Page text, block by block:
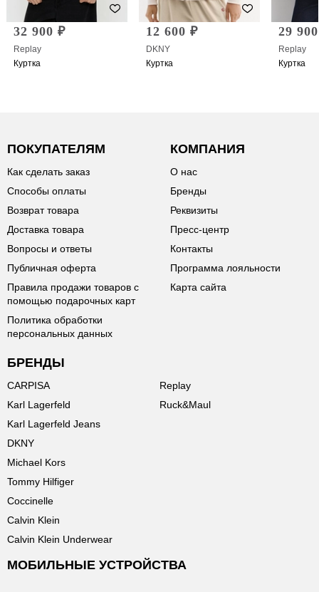
32 900 ₽
Replay
Куртка
12 600 ₽
DKNY
Куртка
29
Replay
Куртка
ПОКУПАТЕЛЯМ
Как сделать заказ
Способы оплаты
Возврат товара
Доставка товара
Вопросы и ответы
Публичная оферта
Правила продажи товаров с
помощью подарочных карт
Политика обработки
персональных данных
КОМПАНИЯ
О нас
Бренды
Реквизиты
Пресс-центр
Контакты
Программа лояльности
Карта сайта
БРЕНДЫ
CARPISA
Karl Lagerfeld
Karl Lagerfeld Jeans
DKNY
Michael Kors
Tommy Hilfiger
Coccinelle
Calvin Klein
Calvin Klein Underwear
Replay
Ruck&Maul
МОБИЛЬНЫЕ УСТРОЙСТВА